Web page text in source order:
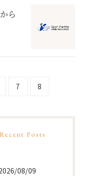
ら
7 8
Recent Posts
08/09